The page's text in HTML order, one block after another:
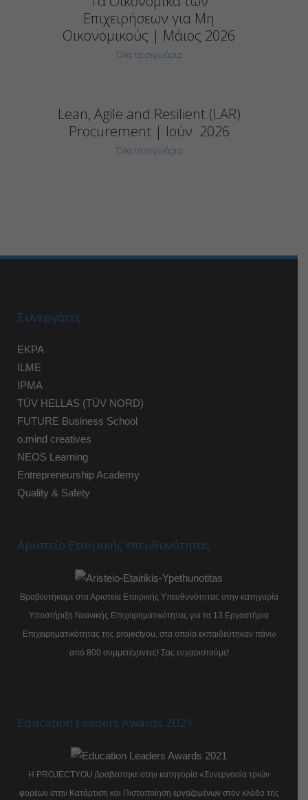
Επιχειρήσεων για Μη
Οικονομικούς | Μάιος 2026
Όλα τα σεμινάρια
Lean, Agile and Resilient (LAR)
Procurement | Ιούν. 2026
Όλα τα σεμινάρια
Συνεργάτες
EKPA
ILME
IPMA
TÜV HELLAS (TÜV NORD)
FUTURE Business School
o.mind creatives
NEOS Learning
Entrepreneurship Academy
Quality & Safety
Αριστείο Εταιρικής Υπευθυνότητας
Βραβευτήκαμε στα Αριστεία Εταιρικής Υπευθυνότητας στην κατηγορία
Υποστήριξη Νεανικής Επιχειρηματικότητας για τα 13 Εργαστήρια
Επιχειρηματικότητας της projectyou, στα οποία εκπαιδεύτηκαν πάνω
από 800 συμμετέχοντες! Σας ευχαριστούμε!
Education Leaders Awards 2021
Η PROJECTYOU βραβεύτηκε στην κατηγορία «Συνεργασία τριών
φορέων στην Κατάρτιση και Πιστοποίηση εργαζομένων στον κλάδο της